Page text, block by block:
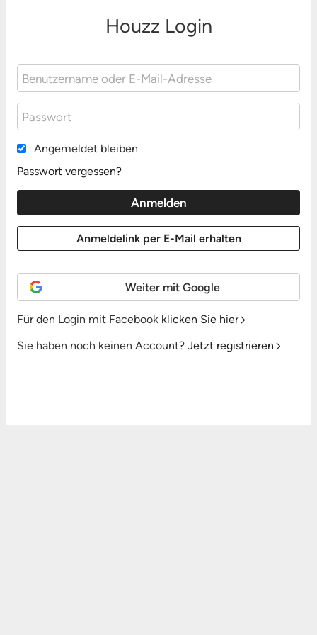
Houzz Login
Angemeldet bleiben
Passwort vergessen?
Weiter mit Google
Für den Login mit Facebook klicken Sie hier
Sie haben noch keinen Account? Jetzt registrieren